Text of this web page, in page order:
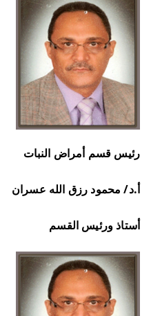
رئيس قسم أمراض النبات
أ.د/ محمود رزق الله عسران
أستاذ ورئيس القسم